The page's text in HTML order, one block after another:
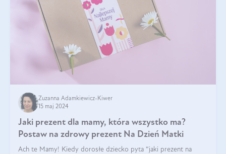
Zuzanna Adamkiewicz-Kiwer
15 maj 2024
Jaki prezent dla mamy, która wszystko ma?
Postaw na zdrowy prezent Na Dzień Matki
Ach te Mamy! Kiedy dorosłe dziecko pyta “jaki prezent na